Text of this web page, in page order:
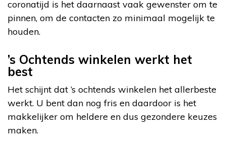
coronatijd is het daarnaast vaak gewenster om te
pinnen, om de contacten zo minimaal mogelijk te
houden.
’s Ochtends winkelen werkt het
best
Het schijnt dat ’s ochtends winkelen het allerbeste
werkt. U bent dan nog fris en daardoor is het
makkelijker om heldere en dus gezondere keuzes
maken.